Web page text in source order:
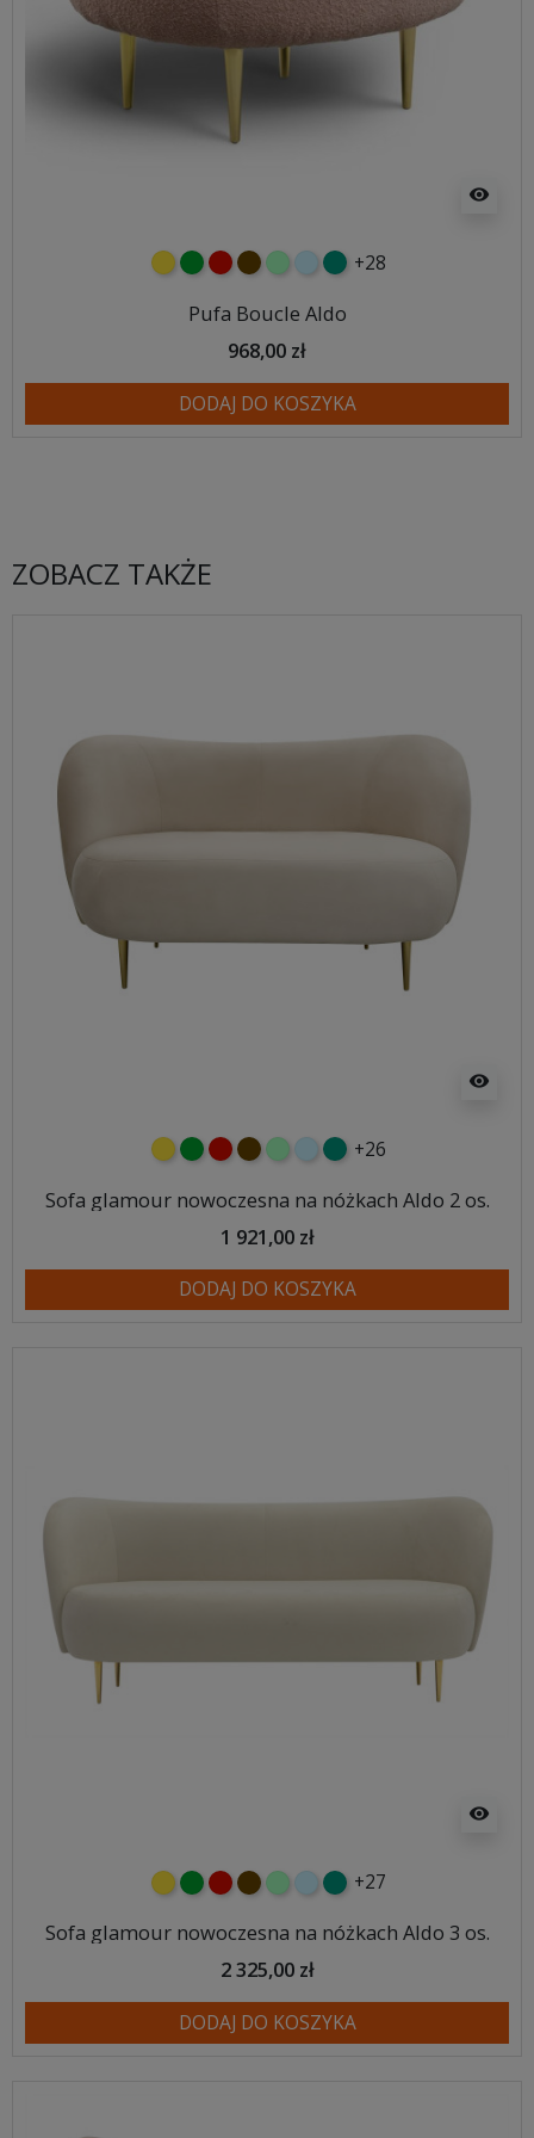
visibility
żółtyzielonyczerwony
czekoladowy
miętowybłękitny
turkusowy
+28
Pufa Boucle Aldo
968,00 zł
DODAJ DO KOSZYKA
ZOBACZ TAKŻE
visibility
żółtyzielonyczerwony
czekoladowy
miętowybłękitny
turkusowy
+26
Sofa glamour nowoczesna na nóżkach Aldo 2 os.
1 921,00 zł
DODAJ DO KOSZYKA
visibility
żółtyzielonyczerwony
czekoladowy
miętowybłękitny
turkusowy
+27
Sofa glamour nowoczesna na nóżkach Aldo 3 os.
2 325,00 zł
DODAJ DO KOSZYKA